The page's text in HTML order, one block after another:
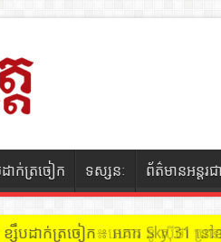
ាក់ត្រចៀក ទស្សនៈ ព័ត៌មានអន្តរជ
ខ្សឹបដាក់ត្រចៀក ៖ អគារ Sky 31